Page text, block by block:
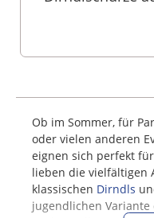
Ob im Sommer, für
oder vielen anderen
eignen sich perfekt
lieben die vielfältigen
klassischen Dirndls
jugendlichen